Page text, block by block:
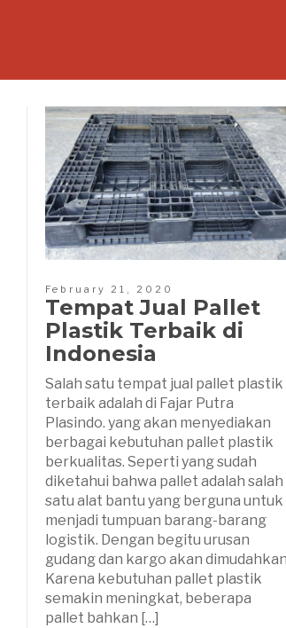
February 21, 2020
Tempat Jual Pallet
Plastik Terbaik di
Indonesia
Salah satu tempat jual pallet plastik
terbaik adalah di Fajar Putra
Plasindo. yang akan menyediakan
berbagai kebutuhan pallet plastik
berkualitas. Seperti yang sudah
diketahui bahwa pallet adalah salah
satu alat bantu yang berguna untuk
menjadi tumpuan barang-barang
logistik. Dengan begitu urusan
gudang dan kargo akan
Karena kebutuhan pallet plastik
semakin meningkat, beberapa
pallet bahkan […]